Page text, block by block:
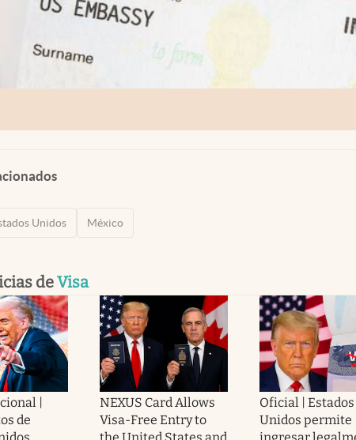
Unidos México
deVisa
|
de
NEXUS Card Allows
Visa-Free Entry to
the United States and
Oficial | Estados
Unidos permite
ingresar